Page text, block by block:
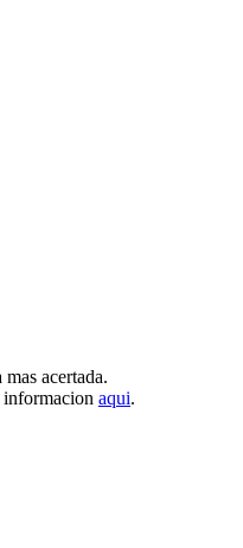
acertada.
informacion aqui.